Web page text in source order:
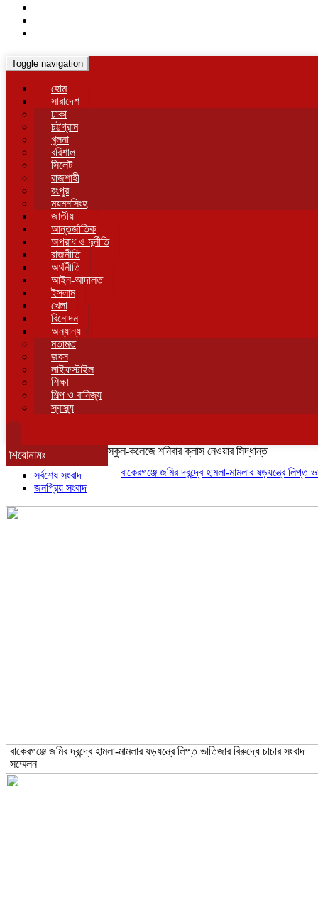
Toggle navigation
হোম
সারাদেশ
ঢাকা
চট্টগ্রাম
খুলনা
বরিশাল
সিলেট
রাজশাহী
রংপুর
ময়মনসিংহ
জাতীয়
আন্তর্জাতিক
অপরাধ ও দুর্নীতি
রাজনীতি
অর্থনীতি
আইন-আদালত
ইসলাম
খেলা
বিনোদন
অন্যান্য
মতামত
জবস
লাইফস্টাইল
শিক্ষা
শিল্প ও বানিজ্য
স্বাস্থ্য
শিরোনামঃ
বাকেরগঞ্জে জমির দ্বন্দ্বে হামলা-মামলার ষড়যন্ত্রে লিপ্ত
স্কুল-কলেজে শনিবার ক্লাস নেওয়ার সিদ্ধান্ত
সর্বশেষ সংবাদ
জনপ্রিয় সংবাদ
বাকেরগঞ্জে জমির দ্বন্দ্বে হামলা-মামলার ষড়যন্ত্রে লিপ্ত ভাতিজার বিরুদ্ধে চাচার সংবাদ
সম্মেলন